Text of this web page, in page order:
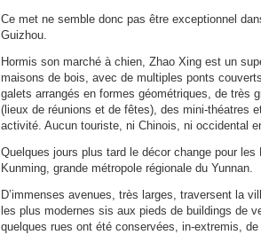
Ce met ne semble donc pas être exceptionnel
Guizhou.
Hormis son marché à chien, Zhao Xing est un
maisons de bois, avec de multiples ponts
galets arrangés en formes géométriques, de très
(lieux de réunions et de fêtes), des mini-théatres
activité. Aucun touriste, ni Chinois, ni occidental
Quelques jours plus tard le décor change pour
Kunming, grande métropole régionale du Yunnan.
D’immenses avenues, très larges, traversent la
les plus modernes sis aux pieds de buildings de
quelques rues ont été conservées, in-extremis,